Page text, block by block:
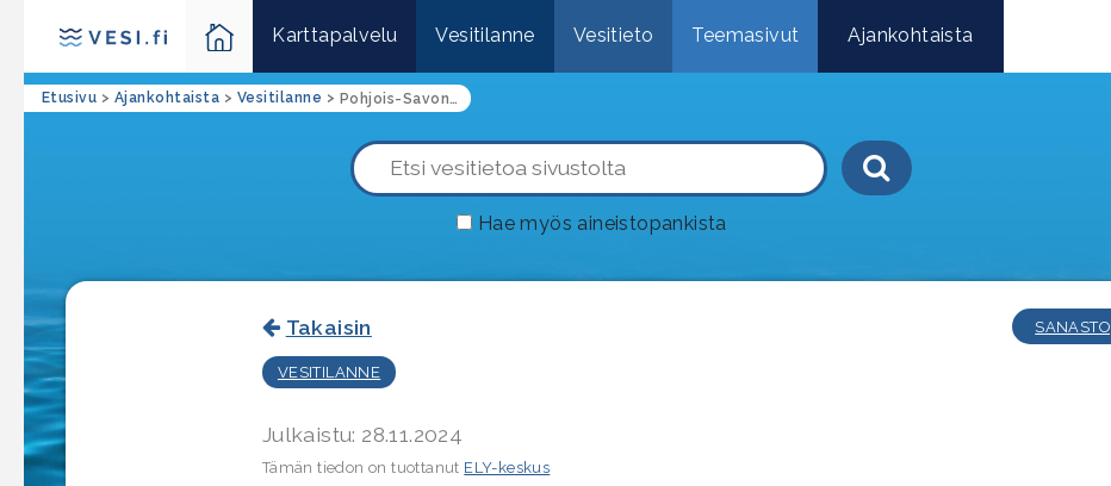
Karttapalvelu Vesitilanne Vesitieto Teemasivut Ajankohtaista
Etusivu > Ajankohtaista > Vesitilanne > Pohjois-Savon vesitilannekatsaus 28.11.2024
Haku-painike
Hae myös aineistopankista
Takaisin
VESITILANNE
Julkaistu: 28.11.2024
Tämän tiedon on tuottanut ELY-keskus
SANASTO